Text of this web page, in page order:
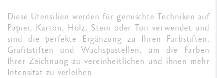
Diese Utensilien werden für gemischte Techniken auf
Papier, Karton, Holz, Stein oder Ton verwendet und
sind die perfekte Ergänzung zu Ihren Farbstiften,
Grafitstiften und Wachspastellen, um die Farben
Ihrer Zeichnung zu vereinheitlichen und ihnen mehr
Intensität zu verleihen.